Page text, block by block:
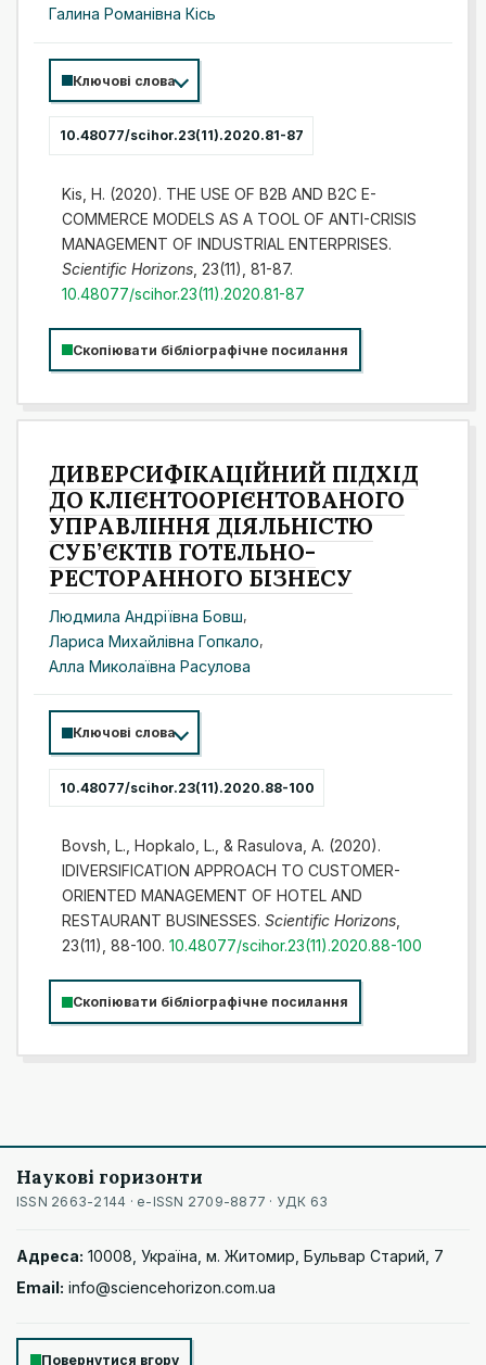
Галина Романівна Кісь
Ключові слова
10.48077/scihor.23(11).2020.81-87
Kis, H. (2020). THE USE OF B2B AND B2C E-
COMMERCE MODELS AS A TOOL OF ANTI-CRISIS
MANAGEMENT OF INDUSTRIAL ENTERPRISES.
Scientific Horizons, 23(11), 81-87.
10.48077/scihor.23(11).2020.81-87
Скопіювати бібліографічне посилання
ДИВЕРСИФІКАЦІЙНИЙ ПІДХІД
ДО КЛІЄНТООРІЄНТОВАНОГО
УПРАВЛІННЯ ДІЯЛЬНІСТЮ
СУБ’ЄКТІВ ГОТЕЛЬНО-
РЕСТОРАННОГО БІЗНЕСУ
Людмила Андріївна Бовш,
Лариса Михайлівна Гопкало,
Алла Миколаївна Расулова
Ключові слова
10.48077/scihor.23(11).2020.88-100
Bovsh, L., Hopkalo, L., & Rasulova, A. (2020).
IDIVERSIFICATION APPROACH TO CUSTOMER-
ORIENTED MANAGEMENT OF HOTEL AND
RESTAURANT BUSINESSES. Scientific Horizons,
23(11), 88-100. 10.48077/scihor.23(11).2020.88-100
Скопіювати бібліографічне посилання
Наукові горизонти
ISSN 2663-2144 · e-ISSN 2709-8877 · УДК 63
Адреса: 10008, Україна, м. Житомир, Бульвар Старий, 7
Email: info@sciencehorizon.com.ua
Повернутися вгору